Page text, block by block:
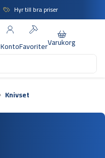
Hyr till bra priser
KontoFavoriterVarukorg
Knivset